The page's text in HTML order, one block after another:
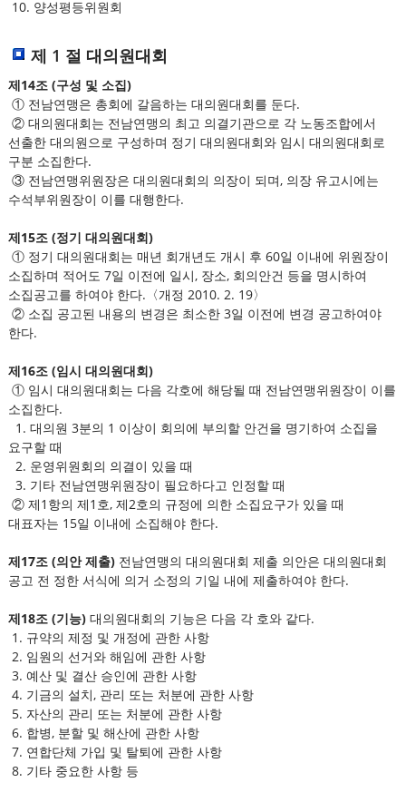
10. 양성평등위원회
제 1 절 대의원대회
제14조 (구성 및 소집)
① 전남연맹은 총회에 갈음하는 대의원대회를 둔다.
② 대의원대회는 전남연맹의 최고 의결기관으로 각 노동조합에서
선출한 대의원으로 구성하며 정기 대의원대회와 임시 대의원대회로
구분 소집한다.
③ 전남연맹위원장은 대의원대회의 의장이 되며, 의장 유고시에는
수석부위원장이 이를 대행한다.
제15조 (정기 대의원대회)
① 정기 대의원대회는 매년 회개년도 개시 후 60일 이내에 위원장이
소집하며 적어도 7일 이전에 일시, 장소, 회의안건 등을 명시하여
소집공고를 하여야 한다.〈개정 2010. 2. 19〉
② 소집 공고된 내용의 변경은 최소한 3일 이전에 변경 공고하여야
한다.
제16조 (임시 대의원대회)
① 임시 대의원대회는 다음 각호에 해당될 때 전남연맹위원장이 이를
소집한다.
1. 대의원 3분의 1 이상이 회의에 부의할 안건을 명기하여 소집을
요구할 때
2. 운영위원회의 의결이 있을 때
3. 기타 전남연맹위원장이 필요하다고 인정할 때
② 제1항의 제1호, 제2호의 규정에 의한 소집요구가 있을 때
대표자는 15일 이내에 소집해야 한다.
제17조 (의안 제출)전남연맹의 대의원대회 제출 의안은 대의원대회
공고 전 정한 서식에 의거 소정의 기일 내에 제출하여야 한다.
제18조 (기능)대의원대회의 기능은 다음 각 호와 같다.
1. 규약의 제정 및 개정에 관한 사항
2. 임원의 선거와 해임에 관한 사항
3. 예산 및 결산 승인에 관한 사항
4. 기금의 설치, 관리 또는 처분에 관한 사항
5. 자산의 관리 또는 처분에 관한 사항
6. 합병, 분할 및 해산에 관한 사항
7. 연합단체 가입 및 탈퇴에 관한 사항
8. 기타 중요한 사항 등